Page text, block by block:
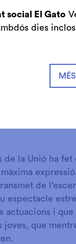
parem a
un
per a un
concert
creació.
amb
de Josep
així com altres
de la Unió ha
de
espectacle
actuacions i
joves, que
social El Gato
dies